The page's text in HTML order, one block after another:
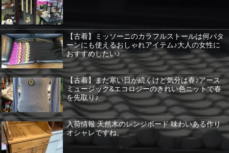
【古着】ミッソーニのカラフルストールは何パタ
ーンにも使えるおしゃれアイテム♪大人の女性に
おすすめしたい♪
【古着】まだ寒い日が続くけど気分は春♪アース
ミュージック&エコロジーのきれい色ニットで春
を先取り♪
入荷情報 天然木のレンジボード 味わいある作り
オシャレですね。